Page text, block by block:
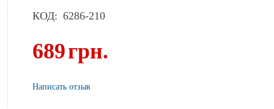
КОД: 6286-210
689грн.
Написать отзыв